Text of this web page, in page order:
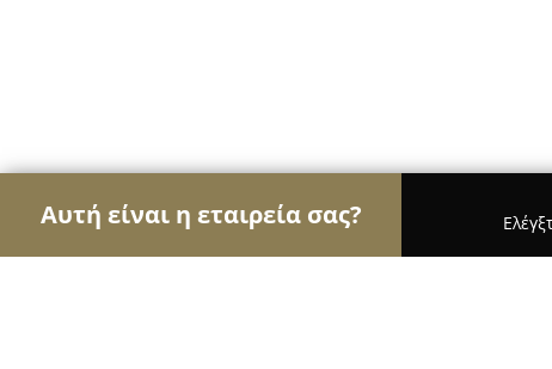
Αυτή είναι η εταιρεία σας?